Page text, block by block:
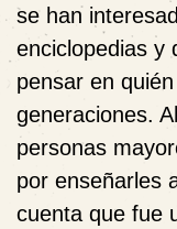
se han
enciclopedias y
pensar en
generaciones.
personas
por enseñarles
cuenta que fue